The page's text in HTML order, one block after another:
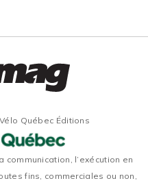
Québec Éditions
l’exécution en
fins, commerciales ou non,